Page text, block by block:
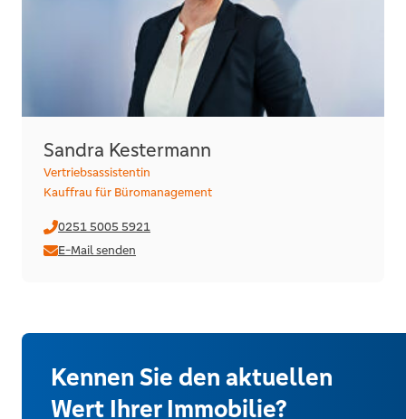
Sandra Kestermann
Vertriebsassistentin
Kauffrau für Büromanagement
0251 5005 5921
E-Mail senden
Kennen Sie den aktuellen
Wert Ihrer Immobilie?